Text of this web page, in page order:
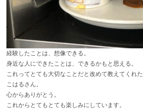
経験したことは、想像できる。
身近な人にできたことは、できるかもと思える。
これってとても大切なことだと改めて教えてくれた
こはるさん。
心からありがとう。
これからとてもとても楽しみにしています。